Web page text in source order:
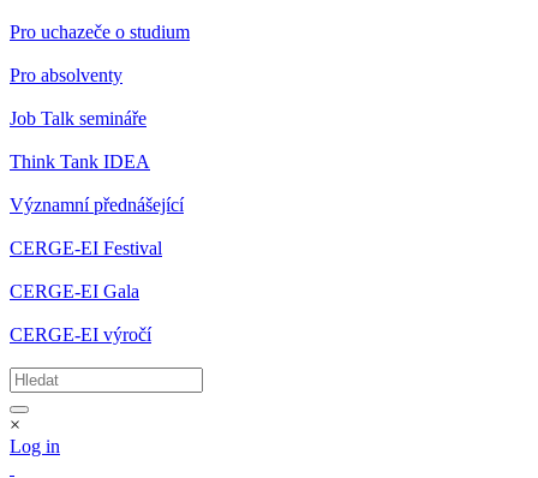
Pro uchazeče o studium
Pro absolventy
Job Talk semináře
Think Tank IDEA
Významní přednášející
CERGE-EI Festival
CERGE-EI Gala
CERGE-EI výročí
×
Log in